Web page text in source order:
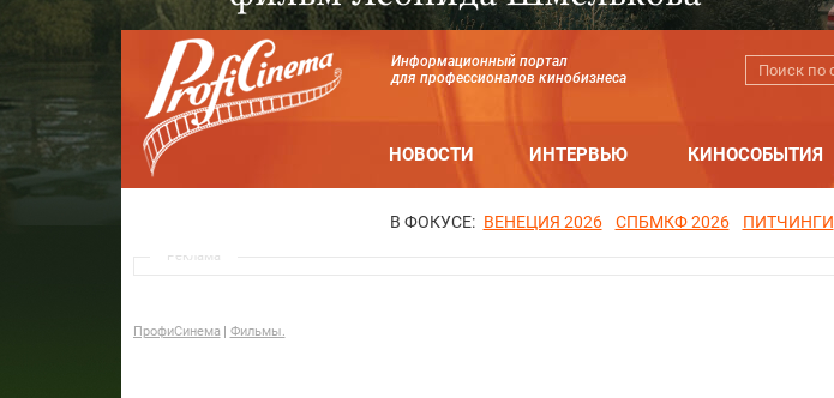
Информационный портал
для профессионалов кинобизнеса
НОВОСТИ ИНТЕРВЬЮ КИНОСОБЫТИЯ
В ФОКУСЕ: ВЕНЕЦИЯ 2026 СПБМКФ 2026 ПИТЧИНГИ
Реклама
ПрофиСинема Фильмы.